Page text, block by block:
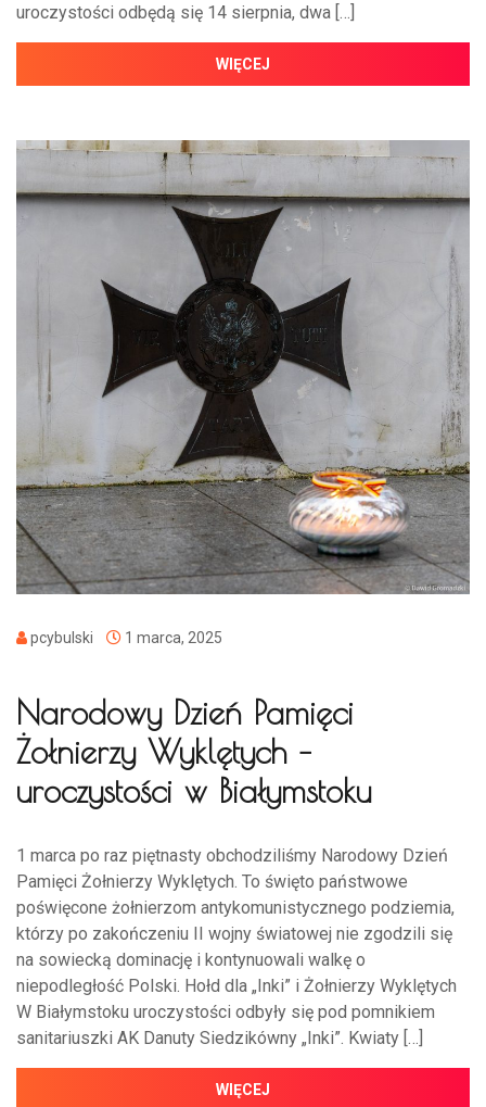
uroczystości odbędą się 14 sierpnia, dwa […]
WIĘCEJ
pcybulski 1 marca, 2025
Narodowy Dzień Pamięci
Żołnierzy Wyklętych –
uroczystości w Białymstoku
1 marca po raz piętnasty obchodziliśmy Narodowy Dzień
Pamięci Żołnierzy Wyklętych. To święto państwowe
poświęcone żołnierzom antykomunistycznego podziemia,
którzy po zakończeniu II wojny światowej nie zgodzili się
na sowiecką dominację i kontynuowali walkę o
niepodległość Polski. Hołd dla „Inki” i Żołnierzy Wyklętych
W Białymstoku uroczystości odbyły się pod pomnikiem
sanitariuszki AK Danuty Siedzikówny „Inki”. Kwiaty […]
WIĘCEJ